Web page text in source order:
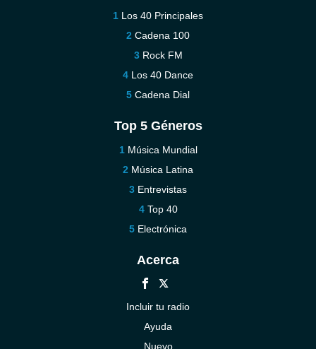
Los 40 Principales
Cadena 100
Rock FM
Los 40 Dance
Cadena Dial
Top 5 Géneros
Música Mundial
Música Latina
Entrevistas
Top 40
Electrónica
Acerca
Incluir tu radio
Ayuda
Nuevo